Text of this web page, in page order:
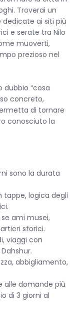
Troverai un
ai siti più
e serate tra Nilo
muoverti,
prezioso nel
dubbio “cosa
concreto,
di tornare
conosciuto la
sono la durata
tappe, logica degli
ami musei,
storici.
viaggi con
abbigliamento,
alle domande più
di 3 giorni al